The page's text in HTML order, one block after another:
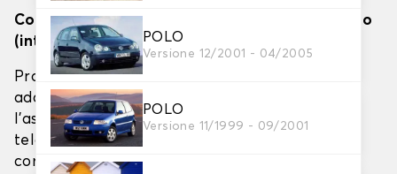
POLO
Versione 12/2001 - 04/2005
POLO
Versione 11/1999 - 09/2001
Come installare efficacemente i teloni per auto
(interno, esterno e barriera antigrandine)
Proteggere il proprio veicolo con un telone
adatto è fondamentale per preservarne
l'aspetto e prolungarne la vita. Che si tratti di
teloni per interni, esterni o per uso speciale
contro la grandine, la corretta installazione